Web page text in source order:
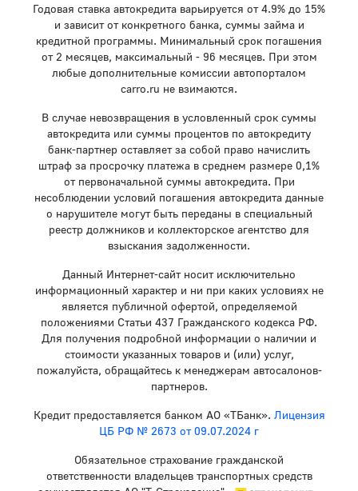
Годовая ставка автокредита варьируется от 4.9% до 15%
и зависит от конкретного банка, суммы займа и
кредитной программы. Минимальный срок погашения
от 2 месяцев, максимальный - 96 месяцев. При этом
любые дополнительные комиссии автопорталом
carro.ru не взимаются.
В случае невозвращения в условленный срок суммы
автокредита или суммы процентов по автокредиту
банк-партнер оставляет за собой право начислить
штраф за просрочку платежа в среднем размере 0,1%
от первоначальной суммы автокредита. При
несоблюдении условий погашения автокредита данные
о нарушителе могут быть переданы в специальный
реестр должников и коллекторское агентство для
взыскания задолженности.
Данный Интернет-сайт носит исключительно
информационный характер и ни при каких условиях не
является публичной офертой, определяемой
положениями Статьи 437 Гражданского кодекса РФ.
Для получения подробной информации о наличии и
стоимости указанных товаров и (или) услуг,
пожалуйста, обращайтесь к менеджерам автосалонов-
партнеров.
Кредит предоставляется банком АО «ТБанк». Лицензия
ЦБ РФ № 2673 от 09.07.2024 г
Обязательное страхование гражданской
ответственности владельцев транспортных средств